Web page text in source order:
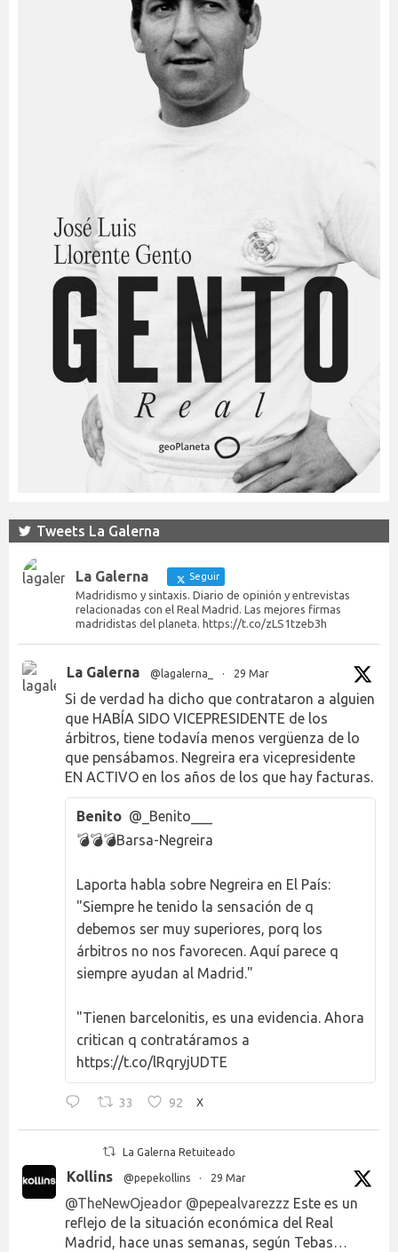
Tweets La Galerna
La Galerna Seguir
Madridismo y sintaxis. Diario de opinión y entrevistas
relacionadas con el Real Madrid. Las mejores firmas
madridistas del planeta. https://t.co/zLS1tzeb3h
La Galerna @lagalerna_ · 29 Mar
Si de verdad ha dicho que contrataron a alguien
que HABÍA SIDO VICEPRESIDENTE de los
árbitros, tiene todavía menos vergüenza de lo
que pensábamos. Negreira era vicepresidente
EN ACTIVO en los años de los que hay facturas.
Benito @_Benito___
💣💣💣Barsa-Negreira
Laporta habla sobre Negreira en El País:
"Siempre he tenido la sensación de q
debemos ser muy superiores, porq los
árbitros no nos favorecen. Aquí parece q
siempre ayudan al Madrid."
"Tienen barcelonitis, es una evidencia. Ahora
critican q contratáramos a
https://t.co/lRqryjUDTE
33 92 X
La Galerna Retuiteado
Kollins @pepekollins · 29 Mar
@TheNewOjeador @pepealvarezzz Este es un
reflejo de la situación económica del Real
Madrid, hace unas semanas, según Tebas…